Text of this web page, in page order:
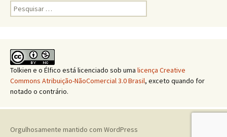
Pesquisar
por:
Tolkien e o Élfico está licenciado sob uma licença Creative
Commons Atribuição-NãoComercial 3.0 Brasil, exceto quando for
notado o contrário.
Orgulhosamente mantido com WordPress